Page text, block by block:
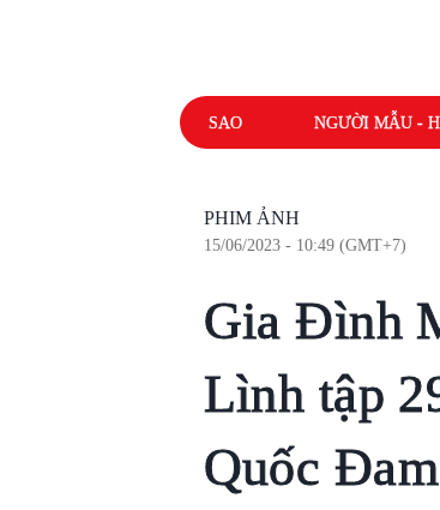
SAO NGƯỜI MẪU -
PHIM ẢNH
15/06/2023 - 10:49 (GMT+7)
Gia Đình
Lình tập
Quốc